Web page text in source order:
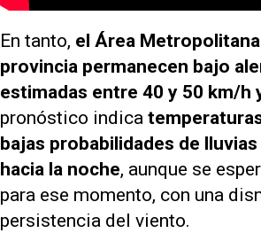
En tanto, el Área
provincia permanecen bajo
estimadas entre 40 y 50 km/h
pronóstico indica
bajas probabilidades de
hacia la noche, aunque se
para ese momento, con una
persistencia del viento.